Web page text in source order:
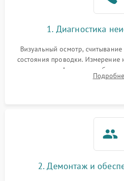
1. Диагностика
Визуальный осмотр,
состояния проводки.
колодке. Анализ жалоб на
конвекцией, панелью
2. Демонтаж и